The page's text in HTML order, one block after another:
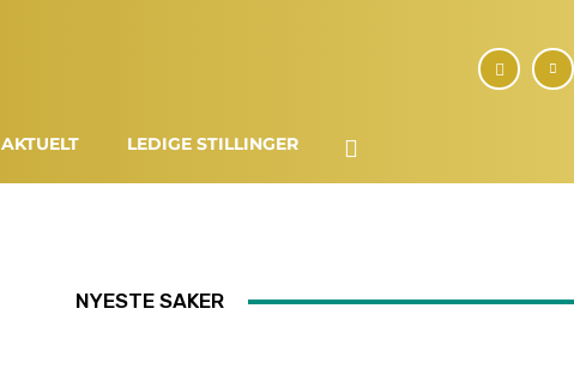
AKTUELT LEDIGE STILLINGER
NYESTE SAKER